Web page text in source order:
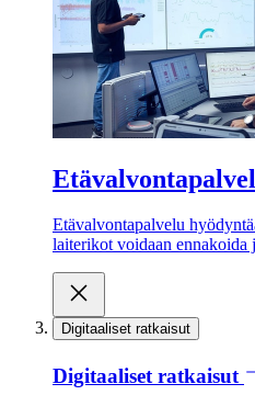
Etävalvontapalvelu
laiterikot voidaan ennakoida
Digitaaliset ratkaisut
Digitaaliset ratkaisut